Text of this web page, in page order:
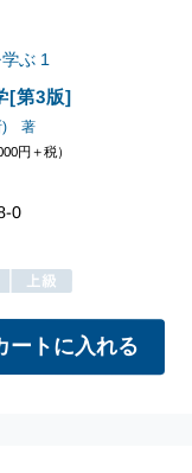
[第3版]
ぶ 1
) 著
円＋税）
0